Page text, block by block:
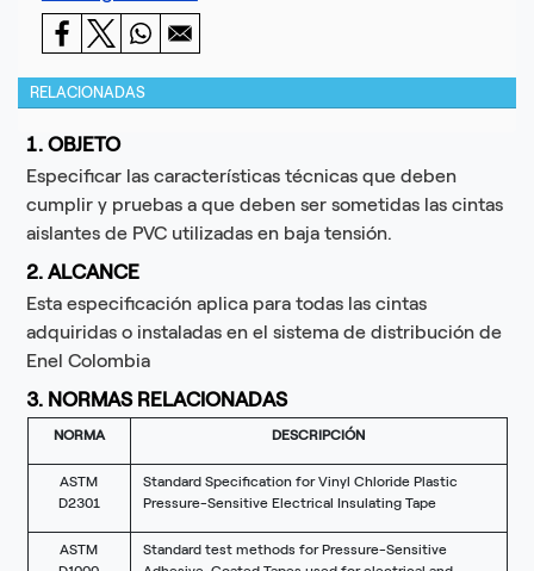
1. OBJETO
Especificar las características técnicas que deben
cumplir y pruebas a que deben ser sometidas las cintas
aislantes de PVC utilizadas en baja tensión.
2. ALCANCE
Esta especificación aplica para todas las cintas
adquiridas o instaladas en el sistema de distribución de
Enel Colombia
3. NORMAS RELACIONADAS
NORMA DESCRIPCIÓN
ASTM
D2301
Standard Specification for Vinyl Chloride Plastic
Pressure-Sensitive Electrical Insulating Tape
ASTM
Standard test methods for Pressure-Sensitive
RELACIONADAS